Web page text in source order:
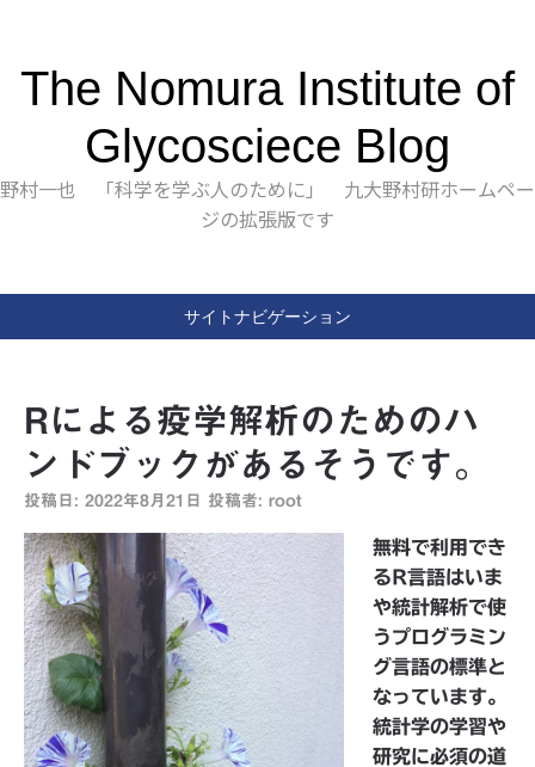
The Nomura Institute of
Glycosciece Blog
野村一也 「科学を学ぶ人のために」 九大野村研ホームペー
ジの拡張版です
サイトナビゲーション
Rによる疫学解析のためのハ
ンドブックがあるそうです。
投稿日: 2022年8月21日 投稿者: root
無料で利用でき
るR言語はいま
や統計解析で使
うプログラミン
グ言語の標準と
なっています。
統計学の学習や
研究に必須の道